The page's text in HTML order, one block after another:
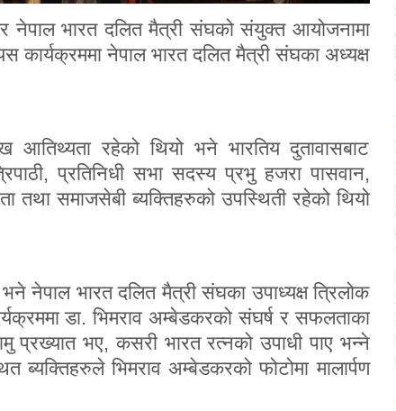
नेपाल भारत दलित मैत्री संघको संयुक्त आयोजनामा
कार्यक्रममा नेपाल भारत दलित मैत्री संघका अध्यक्ष
आतिथ्यता रहेको थियो भने भारतिय दुतावासबाट
प्रतिनिधी सभा सदस्य प्रभु हजरा पासवान,
समाजसेबी ब्यक्तिहरुको उपस्थिती रहेको थियो
नेपाल भारत दलित मैत्री संघका उपाध्यक्ष त्रिलोक
डा. भिमराव अम्बेडकरको संघर्ष र सफलताका
प्रख्यात भए, कसरी भारत रत्नको उपाधी पाए भन्ने
भिमराव अम्बेडकरको फोटोमा मालार्पण